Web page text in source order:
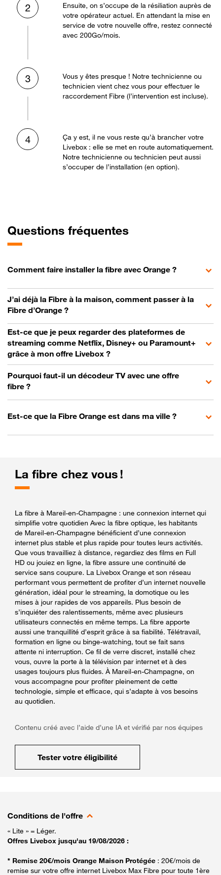
2
Ensuite, on s’occupe de la résiliation auprès de
votre opérateur actuel. En attendant la mise en
service de votre nouvelle offre, restez connecté
avec 200Go/mois.
3
Vous y êtes presque ! Notre technicienne ou
technicien vient chez vous pour effectuer le
raccordement Fibre (l’intervention est incluse).
4
Ça y est, il ne vous reste qu’à brancher votre
Livebox : elle se met en route automatiquement.
Notre technicienne ou technicien peut aussi
s’occuper de l’installation (en option).
Questions fréquentes
Comment faire installer la fibre avec Orange ?
J’ai déjà la Fibre à la maison, comment passer à la
Fibre d’Orange ?
Est-ce que je peux regarder des plateformes de
streaming comme Netflix, Disney+ ou Paramount+
grâce à mon offre Livebox ?
Pourquoi faut-il un décodeur TV avec une offre
fibre ?
Est-ce que la Fibre Orange est dans ma ville ?
La fibre chez vous !
La fibre à Mareil-en-Champagne : une connexion internet qui
simplifie votre quotidien Avec la fibre optique, les habitants
de Mareil-en-Champagne bénéficient d’une connexion
internet plus stable et plus rapide pour toutes leurs activités.
Que vous travailliez à distance, regardiez des films en Full
HD ou jouiez en ligne, la fibre assure une continuité de
service sans coupure. La Livebox Orange et son réseau
performant vous permettent de profiter d’un internet nouvelle
génération, idéal pour le streaming, la domotique ou les
mises à jour rapides de vos appareils. Plus besoin de
s’inquiéter des ralentissements, même avec plusieurs
utilisateurs connectés en même temps. La fibre apporte
aussi une tranquillité d’esprit grâce à sa fiabilité. Télétravail,
formation en ligne ou binge-watching, tout se fait sans
attente ni interruption. Ce fil de verre discret, installé chez
vous, ouvre la porte à la télévision par internet et à des
usages toujours plus fluides. À Mareil-en-Champagne, on
vous accompagne pour profiter pleinement de cette
technologie, simple et efficace, qui s’adapte à vos besoins
au quotidien.
Contenu créé avec l’aide d’une IA et vérifié par nos équipes
Tester votre éligibilité
Conditions de l'offre
« Lite » = Léger.
Offres Livebox jusqu'au 19/08/2026 :
* Remise 20€/mois Orange Maison Protégée : 20€/mois de
remise sur votre offre internet Livebox Max Fibre pour toute 1ère